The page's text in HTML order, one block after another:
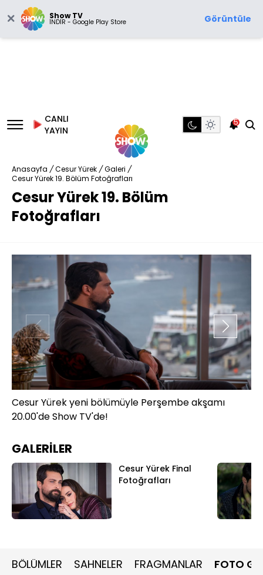
Show TV
İNDİR - Google Play Store Görüntüle
CANLI
YAYIN
5
Anasayfa / Cesur Yürek / Galeri /
Cesur Yürek 19. Bölüm Fotoğrafları
Cesur Yürek 19. Bölüm
Fotoğrafları
Cesur Yürek yeni bölümüyle Perşembe akşamı
20.00'de Show TV'de!
GALERİLER
Cesur Yürek Final
Fotoğrafları
BÖLÜMLER SAHNELER FRAGMANLAR FOTO